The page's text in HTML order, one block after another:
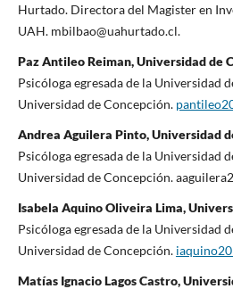
Hurtado. Directora del Magister en
UAH. mbilbao@uahurtado.cl.
Paz Antileo Reiman, Universidad de
Psicóloga egresada de la Universidad
Universidad de Concepción.
Andrea Aguilera Pinto, Universidad
Psicóloga egresada de la Universidad
Universidad de Concepción.
Isabela Aquino Oliveira Lima,
Psicóloga egresada de la Universidad
Universidad de Concepción.
Matías Ignacio Lagos Castro,